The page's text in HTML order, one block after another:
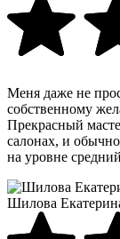
Меня даже не
собственному
Прекрасный
салонах, и
на уровне
Шилова